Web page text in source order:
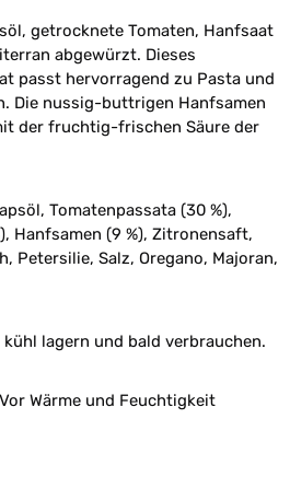
getrocknete Tomaten, Hanfsaat
abgewürzt. Dieses
passt hervorragend zu Pasta und
Die nussig-buttrigen Hanfsamen
der fruchtig-frischen Säure der
Tomatenpassata (30 %),
Hanfsamen (9 %), Zitronensaft,
Petersilie, Salz, Oregano, Majoran,
lagern und bald verbrauchen.
Wärme und Feuchtigkeit